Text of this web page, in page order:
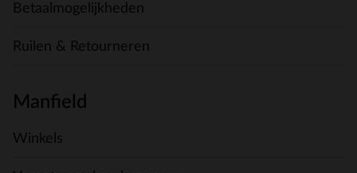
Betaalmogelijkheden
Ruilen & Retourneren
Manfield
Winkels